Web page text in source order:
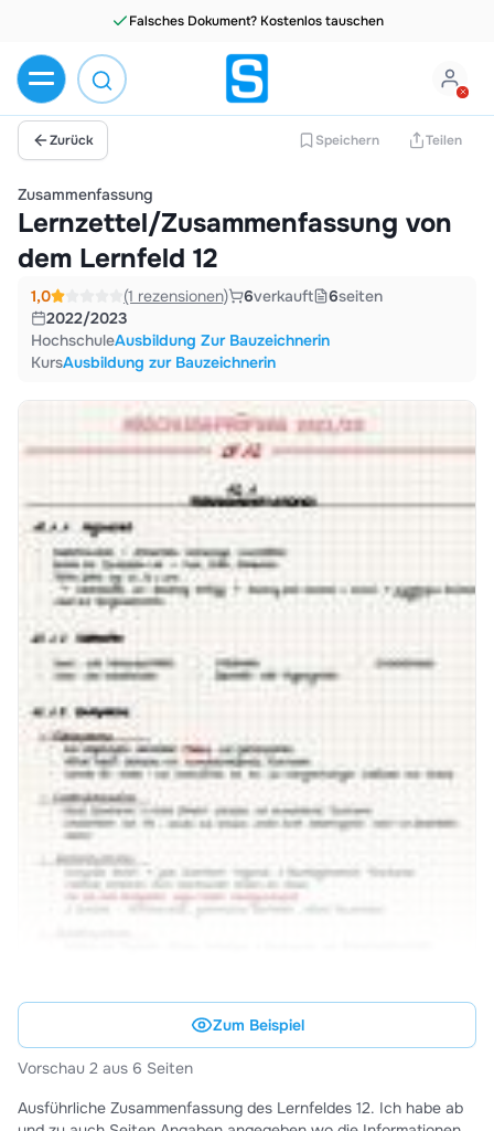
Falsches Dokument? Kostenlos tauschen
Zurück Speichern Teilen
Zusammenfassung
Lernzettel/Zusammenfassung von
dem Lernfeld 12
1,0 (1 rezensionen) 6verkauft 6seiten
2022/2023
HochschuleAusbildung Zur Bauzeichnerin
KursAusbildung zur Bauzeichnerin
Zum Beispiel
Vorschau 2 aus 6 Seiten
Ausführliche Zusammenfassung des Lernfeldes 12. Ich habe ab